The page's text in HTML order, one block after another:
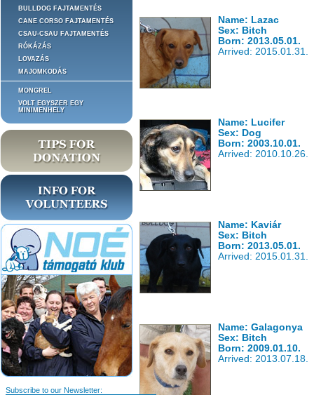
BULLDOG FAJTAMENTÉS
CANE CORSO FAJTAMENTÉS
CSAU-CSAU FAJTAMENTÉS
RÓKÁZÁS
LOVAZÁS
MAJOMKODÁS
MONGREL
VOLT EGYSZER EGY
MINIMENHELY
Subscribe to our Newsletter:
Name: Lazac
Sex: Bitch
Born: 2013.05.01.
Arrived: 2015.01.31.
Name: Lucifer
Sex: Dog
Born: 2003.10.01.
Arrived: 2010.10.26.
Name: Kaviár
Sex: Bitch
Born: 2013.05.01.
Arrived: 2015.01.31.
Name: Galagonya
Sex: Bitch
Born: 2009.01.10.
Arrived: 2013.07.18.